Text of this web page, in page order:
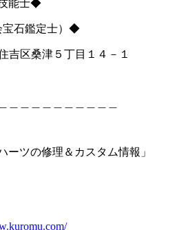
能士◆
石鑑定士） ◆
吉区桑津５丁目１４－１
ーツの修理＆カスタム情報」